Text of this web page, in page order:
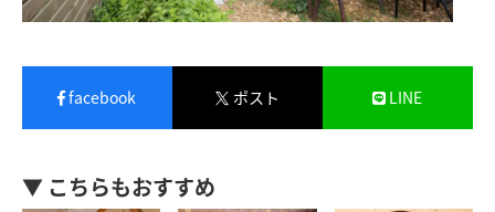
facebook ポスト LINE
▼ こちらもおすすめ